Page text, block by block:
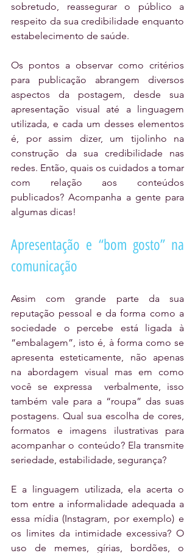
sobretudo, reassegurar o público a
respeito da sua credibilidade enquanto
estabelecimento de saúde.
Os pontos a observar como critérios
para publicação abrangem diversos
aspectos da postagem, desde sua
apresentação visual até a linguagem
utilizada, e cada um desses elementos
é, por assim dizer, um tijolinho na
construção da sua credibilidade nas
redes. Então, quais os cuidados a tomar
com relação aos conteúdos
publicados? Acompanha a gente para
algumas dicas!
Apresentação e “bom gosto” na
comunicação
Assim com grande parte da sua
reputação pessoal e da forma como a
sociedade o percebe está ligada à
“embalagem”, isto é, à forma como se
apresenta esteticamente, não apenas
na abordagem visual mas em como
você se expressa  verbalmente, isso
também vale para a “roupa” das suas
postagens. Qual sua escolha de cores,
formatos e imagens ilustrativas para
acompanhar o conteúdo? Ela transmite
seriedade, estabilidade, segurança?
E a linguagem utilizada, ela acerta o
tom entre a informalidade adequada a
essa mídia (Instagram, por exemplo) e
os limites da intimidade excessiva? O
uso de memes, gírias, bordões, o